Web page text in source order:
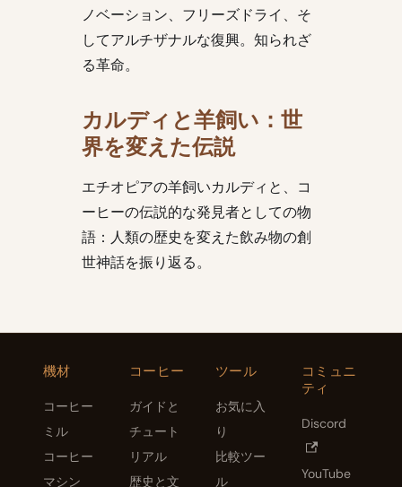
ノベーション、フリーズドライ、そ
してアルチザナルな復興。知られざ
る革命。
カルディと羊飼い：世
界を変えた伝説
エチオピアの羊飼いカルディと、コ
ーヒーの伝説的な発見者としての物
語：人類の歴史を変えた飲み物の創
世神話を振り返る。
機材
コーヒー
ミル
コーヒー
マシン
コーヒー
ガイドと
チュート
リアル
歴史と文
ツール
お気に入
り
比較ツー
ル
コミュニ
ティ
Discord
YouTube